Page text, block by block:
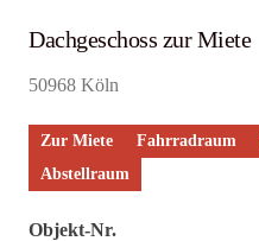
Dachgeschoss zur Miete
50968 Köln
Zur Miete Fahrradraum
Abstellraum
Objekt-Nr.